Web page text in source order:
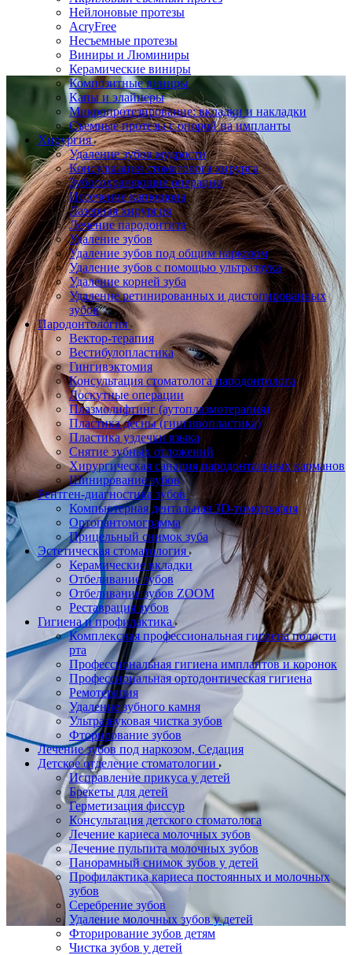
Нейлоновые протезы
AcryFree
Несъемные протезы
Виниры и Люминиры
Керамические виниры
Композитные виниры
Капы и элайнеры
Микропротезирование: вкладки и накладки
Съемные протезы с опорой на импланты
Хирургия
Удаление зубов мудрости
Консультация стоматолога хирурга
Зубосохраняющие операции
Иссечение капюшона
Лазерная хирургия
Лечение пародонтита
Удаление зубов
Удаление зубов под общим наркозом
Удаление зубов с помощью ультразвука
Удаление корней зуба
Удаление ретинированных и дистопированных
зубов
Пародонтология
Вектор-терапия
Вестибулопластика
Гингивэктомия
Консультация стоматолога пародонтолога
Лоскутные операции
Плазмолифтинг (аутоплазмотерапия)
Пластика десны (гингивопластика)
Пластика уздечки языка
Снятие зубных отложений
Хирургическая санация пародонтальных карманов
Шинирование зубов
Рентген-диагностика зубов
Компьютерная дентальная 3D-томография
Ортопантомограмма
Прицельный снимок зуба
Эстетическая стоматология
Керамические вкладки
Отбеливание зубов
Отбеливание зубов ZOOM
Реставрация зубов
Гигиена и профилактика
Комплексная профессиональная гигиена полости
рта
Профессиональная гигиена имплантов и коронок
Профессиональная ортодонтическая гигиена
Ремотерапия
Удаление зубного камня
Ультразвуковая чистка зубов
Фторирование зубов
Лечение зубов под наркозом, Седация
Детское отделение стоматологии
Исправление прикуса у детей
Брекеты для детей
Герметизация фиссур
Консультация детского стоматолога
Лечение кариеса молочных зубов
Лечение пульпита молочных зубов
Панорамный снимок зубов у детей
Профилактика кариеса постоянных и молочных
зубов
Серебрение зубов
Удаление молочных зубов у детей
Фторирование зубов детям
Чистка зубов у детей